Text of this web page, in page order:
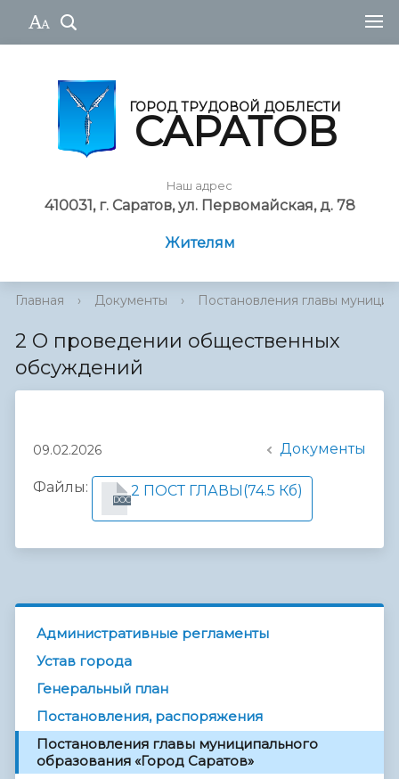
ГОРОД ТРУДОВОЙ ДОБЛЕСТИ
САРАТОВ
Наш адрес
410031, г. Саратов, ул. Первомайская, д. 78
Жителям
Главная › Документы › Постановления главы
2 О проведении общественных
обсуждений
09.02.2026 Документы
Файлы:
DOC
2 ПОСТ ГЛАВЫ(74.5 Кб)
Административные регламенты
Устав города
Генеральный план
Постановления, распоряжения
Постановления главы муниципального
образования «Город Саратов»